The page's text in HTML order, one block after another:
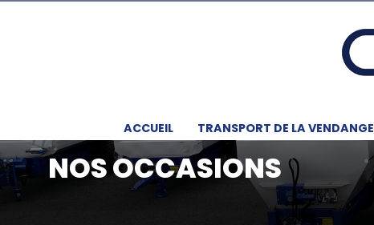
ACCUEIL TRANSPORT DE LA VENDANGE
NOS OCCASIONS